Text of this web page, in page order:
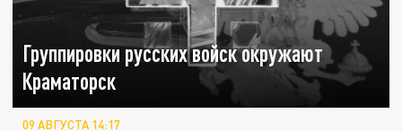
Группировки русских войск окружают
Краматорск
09 АВГУСТА 14:17